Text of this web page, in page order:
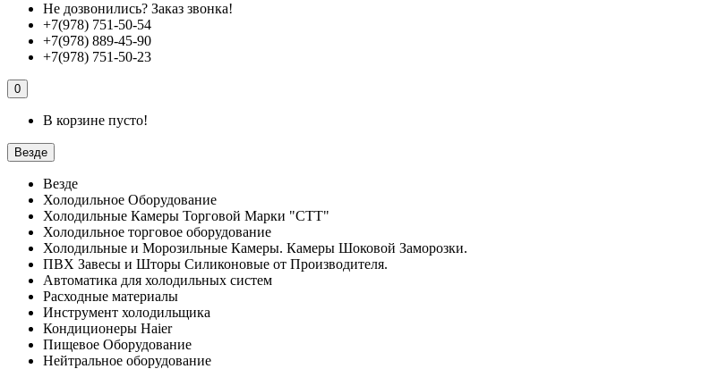
Не дозвонились? Заказ звонка!
+7(978) 751-50-54
+7(978) 889-45-90
+7(978) 751-50-23
0
В корзине пусто!
Везде
Везде
Холодильное Оборудование
Холодильные Камеры Торговой Марки "СТТ"
Холодильное торговое оборудование
Холодильные и Морозильные Камеры. Камеры Шоковой Заморозки.
ПВХ Завесы и Шторы Силиконовые от Производителя.
Автоматика для холодильных систем
Расходные материалы
Инструмент холодильщика
Кондиционеры Haier
Пищевое Оборудование
Нейтральное оборудование